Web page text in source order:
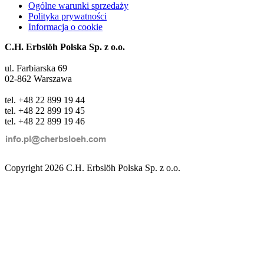
Ogólne warunki sprzedaży
Polityka prywatności
Informacja o cookie
C.H. Erbslöh Polska Sp. z o.o.
ul. Farbiarska 69
02-862 Warszawa
tel. +48 22 899 19 44
tel. +48 22 899 19 45
tel. +48 22 899 19 46
Copyright 2026 C.H. Erbslöh Polska Sp. z o.o.